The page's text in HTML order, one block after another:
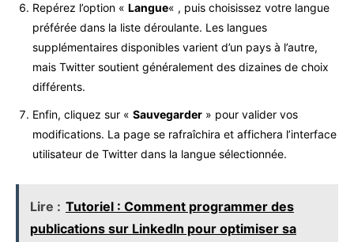
Repérez l’option « Langue« , puis choisissez votre langue
préférée dans la liste déroulante. Les langues
supplémentaires disponibles varient d’un pays à l’autre,
mais Twitter soutient généralement des dizaines de choix
différents.
Enfin, cliquez sur « Sauvegarder » pour valider vos
modifications. La page se rafraîchira et affichera l’interface
utilisateur de Twitter dans la langue sélectionnée.
Lire : Tutoriel : Comment programmer des
publications sur LinkedIn pour optimiser sa